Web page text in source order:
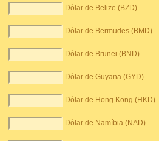
Dòlar de Belize (BZD)
Dòlar de Bermudes (BMD)
Dòlar de Brunei (BND)
Dòlar de Guyana (GYD)
Dòlar de Hong Kong (HKD)
Dòlar de Namíbia (NAD)